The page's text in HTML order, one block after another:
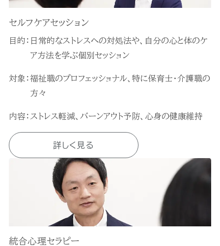
セルフケアセッション
目的： 日常的なストレスへの対処法や、自分の心と体のケ
ア方法を学ぶ個別セッション
対象：福祉職のプロフェッショナル、特に保育士・介護職の
方々
内容： ストレス軽減、バーンアウト予防、心身の健康維持
詳しく見る
統合心理セラピー